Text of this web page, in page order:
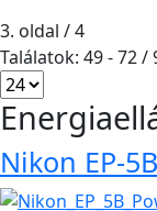
3. oldal / 4
Találatok: 49 - 72 /
Nikon EP-